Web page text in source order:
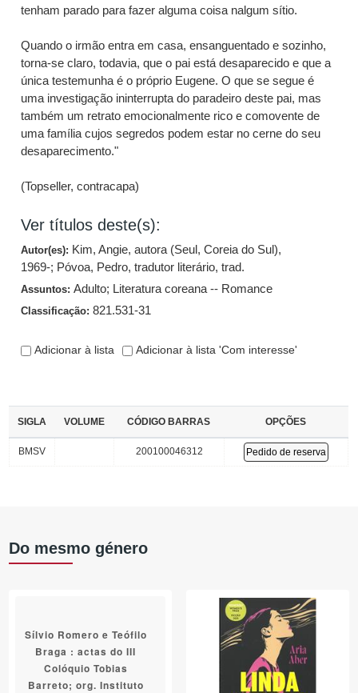
tenham parado para fazer alguma coisa nalgum sítio.
Quando o irmão entra em casa, ensanguentado e sozinho,
torna-se claro, todavia, que o pai está desaparecido e que a
única testemunha é o próprio Eugene. O que se segue é
uma investigação ininterrupta do paradeiro deste pai, mas
também um retrato emocionalmente rico e comovente de
uma família cujos segredos podem estar no cerne do seu
desaparecimento."
(Topseller, contracapa)
Ver títulos deste(s):
Autor(es): Kim, Angie, autora (Seul, Coreia do Sul),
1969-; Póvoa, Pedro, tradutor literário, trad.
Assuntos:Adulto; Literatura coreana -- Romance
Classificação:821.531-31
Adicionar à lista Adicionar à lista 'Com interesse'
SIGLA VOLUME CÓDIGO BARRAS OPÇÕES
BMSV 200100046312 Pedido de reserva
Do mesmo género
Sílvio Romero e Teófilo
Braga : actas do III
Colóquio Tobias
Barreto; org. Instituto